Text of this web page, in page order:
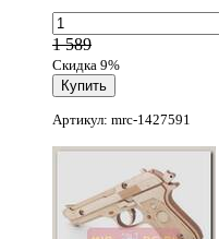
1 589
Скидка 9%
Артикул: mrc-1427591